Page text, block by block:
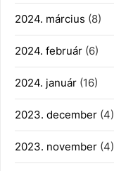
2024. március (8)
2024. február (6)
2024. január (16)
2023. december (4)
2023. november (4)